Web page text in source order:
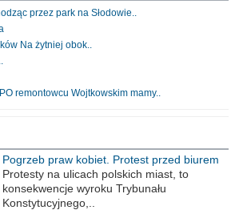
przez park na Słodowie..
Na żytniej obok..
remontowcu Wojtkowskim mamy..
Pogrzeb praw kobiet. Protest przed biurem
poselskim PiS
Protesty na ulicach polskich miast, to
konsekwencje wyroku Trybunału
Konstytucyjnego,..